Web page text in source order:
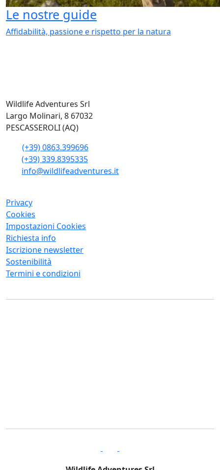
Le nostre guide
Affidabilità, passione e rispetto per la natura
Wildlife Adventures Srl
Largo Molinari, 8 67032
PESCASSEROLI (AQ)
(+39) 0863.399696
(+39) 339.8395335
info@wildlifeadventures.it
Privacy
Cookies
Impostazioni Cookies
Richiesta info
Iscrizione newsletter
Sostenibilità
Termini e condizioni